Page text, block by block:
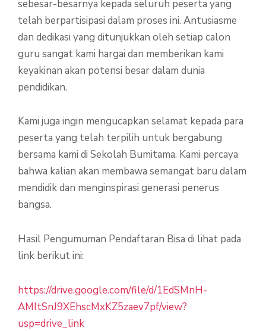
sebesar-besarnya kepada seluruh peserta yang
telah berpartisipasi dalam proses ini. Antusiasme
dan dedikasi yang ditunjukkan oleh setiap calon
guru sangat kami hargai dan memberikan kami
keyakinan akan potensi besar dalam dunia
pendidikan.
Kami juga ingin mengucapkan selamat kepada para
peserta yang telah terpilih untuk bergabung
bersama kami di Sekolah Bumitama. Kami percaya
bahwa kalian akan membawa semangat baru dalam
mendidik dan menginspirasi generasi penerus
bangsa.
Hasil Pengumuman Pendaftaran Bisa di lihat pada
link berikut ini:
https://drive.google.com/file/d/1EdSMnH-
AMItSnJ9XEhscMxKZ5zaev7pf/view?
usp=drive_link